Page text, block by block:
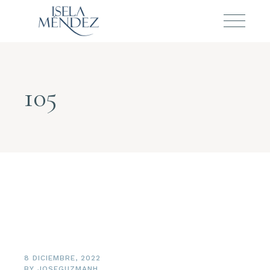
105
8 DICIEMBRE, 2022